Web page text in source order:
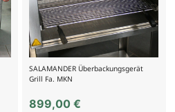
SALAMANDER Überbackungsgerät
Grill Fa. MKN
899,00€